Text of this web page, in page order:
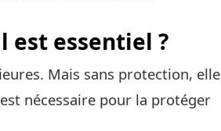
est essentiel ?
Mais sans protection, elle
est nécessaire pour la protéger